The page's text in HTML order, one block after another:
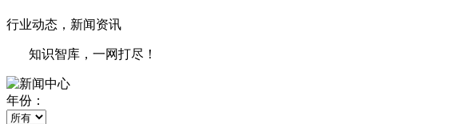
行业动态，新闻资讯
知识智库，一网打尽！
年份：